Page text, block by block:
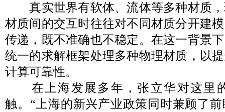
真实世界有软体、流体等多种材质，
材质间的交互时往往对不同材质分开建
传递，既不准确也不稳定。在这一背景
统一的求解框架处理多种物理材质，以
计算可靠性。
在上海发展多年，张立华对这里
触。“上海的新兴产业政策同时兼顾了